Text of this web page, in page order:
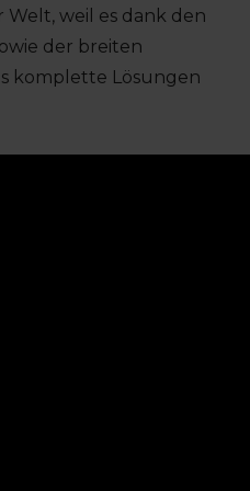
Welt, weil es dank den
der breiten
komplette Lösungen